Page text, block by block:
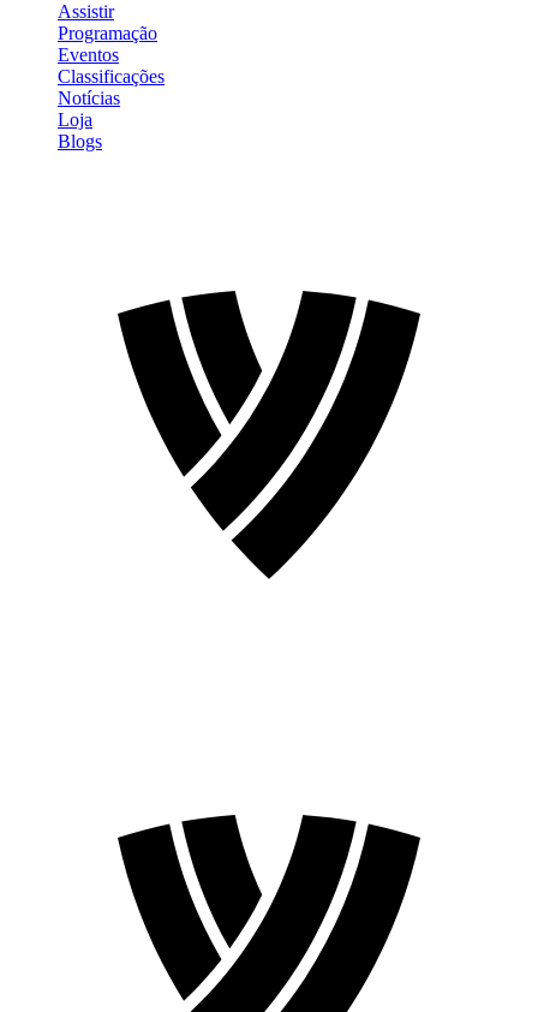
Assistir
Programação
Eventos
Classificações
Notícias
Loja
Blogs